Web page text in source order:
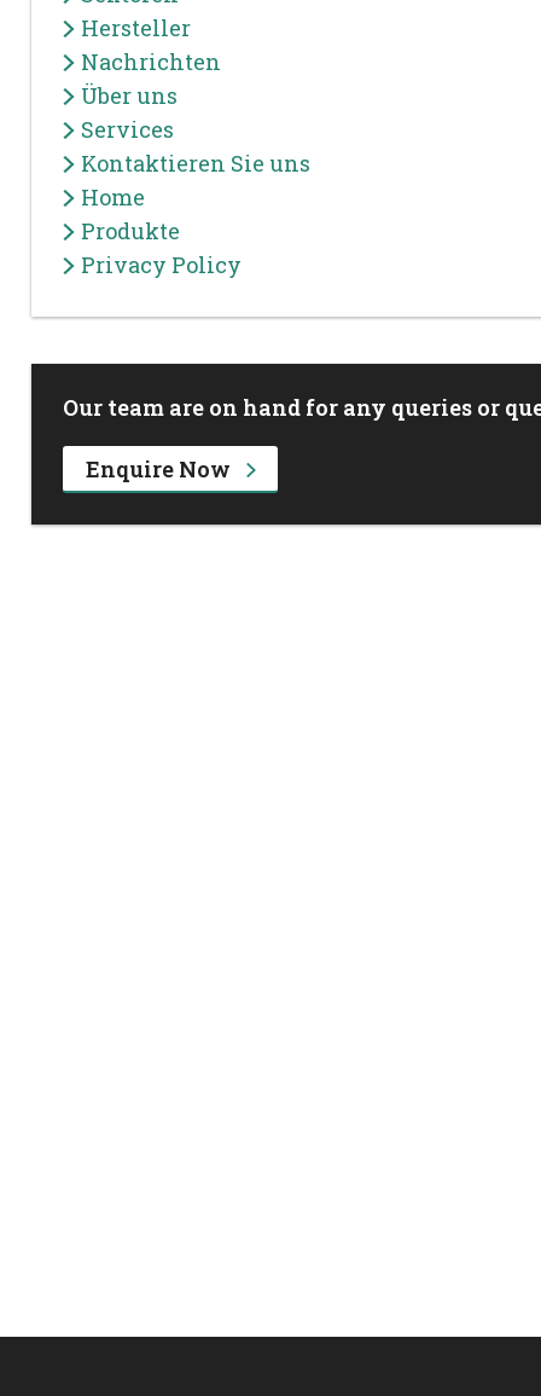
Hersteller
Nachrichten
Über uns
Services
Kontaktieren Sie uns
Home
Produkte
Privacy Policy
Our team are on hand for any queries or
Enquire Now